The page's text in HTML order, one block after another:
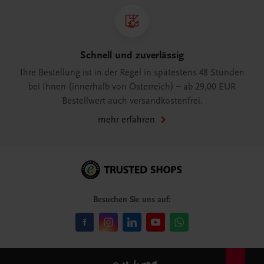
Schnell und zuverlässig
Ihre Bestellung ist in der Regel in spätestens 48 Stunden
bei Ihnen (innerhalb von Österreich) – ab 29,00 EUR
Bestellwert auch versandkostenfrei.
mehr erfahren
Besuchen Sie uns auf: